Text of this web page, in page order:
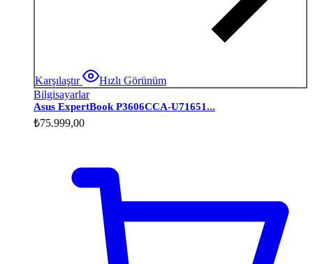
Karşılaştır
Hızlı Görünüm
Bilgisayarlar
Asus ExpertBook P3606CCA-U71651...
₺75.999,00